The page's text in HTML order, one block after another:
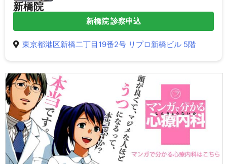
新橋院
新橋院 診察申込
東京都港区新橋二丁目19番2号 リプロ新橋ビル 5階